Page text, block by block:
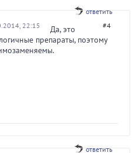
ответить
22:15 #4
Да, это
препараты, поэтому
ответить